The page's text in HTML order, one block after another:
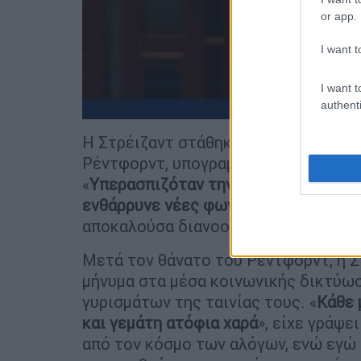
or app.
I want
I want
Η Στρέιζαντ στάθηκε επίσης στην
Ρέντφορντ, υπογραμμίζοντας τη
«Υπερασπιζόταν την ελευθερία του
ενθάρρυνε νέες φωνές στο
αποκαλούσα διανοούμενο καουμπόι.
Μετά τον θάνατο του Ρέντφορντ, η
μήνυμα στα μέσα κοινωνικής
γυρισμάτων της ταινίας τους. « Κάθε
και γεμάτη ατόφια χαρά», είχε
από τον κόσμο των αλόγων, ενώ εγώ